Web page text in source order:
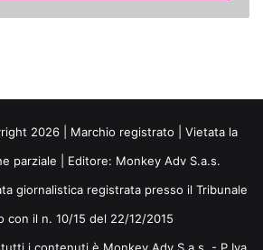
2026 | Marchio registrato | Vietata la
parziale | Editore: Monkey Adv S.a.s.
giornalistica registrata presso il Tribunale
con il n. 10/15 del 22/12/2015